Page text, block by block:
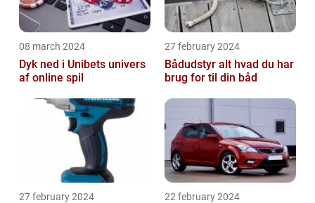
08 march 2024
Dyk ned i Unibets univers
af online spil
27 february 2024
Bådudstyr alt hvad du har
brug for til din båd
27 february 2024 22 february 2024